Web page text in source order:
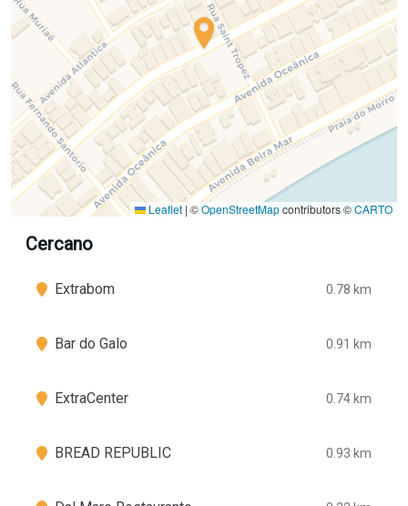
Leaflet | ©OpenStreetMapcontributors ©CARTO
Cercano
Extrabom 0.78 km
Bar do Galo 0.91 km
ExtraCenter 0.74 km
BREAD REPUBLIC 0.93 km